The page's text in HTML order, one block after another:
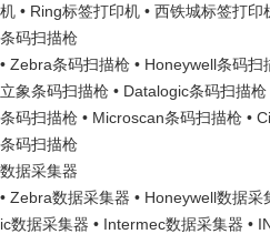
机 • Ring标签打印机 • 西铁城标签打印
条码扫描枪
• Zebra条码扫描枪 • Honeywell条码扫
立象条码扫描枪 • Datalogic条码扫描枪
条码扫描枪 • Microscan条码扫描枪 •
条码扫描枪
数据采集器
• Zebra数据采集器 • Honeywell数据采
ic数据采集器 • Intermec数据采集器 •